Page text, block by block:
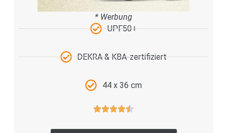
* Werbung
UPF50+
DEKRA & KBA-zertifiziert
44 x 36 cm